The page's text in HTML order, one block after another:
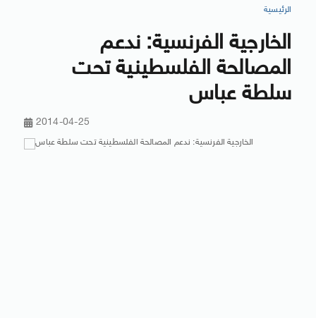
الرئيسية
الخارجية الفرنسية: ندعم
المصالحة الفلسطينية تحت
سلطة عباس
2014-04-25